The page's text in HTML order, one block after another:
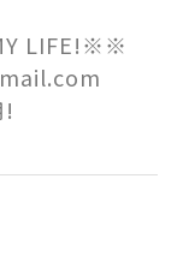
LIFE!※※